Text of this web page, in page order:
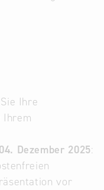
Ihre
Dezember 2025:
vor